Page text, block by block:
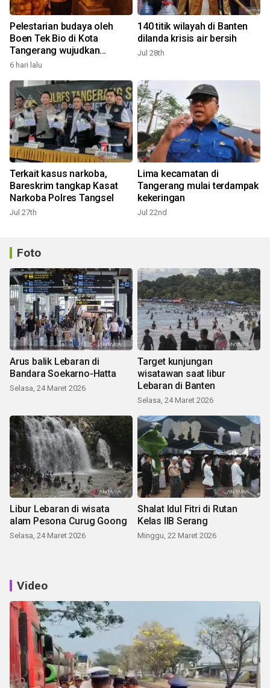
Pelestarian budaya oleh
Boen Tek Bio di Kota
Tangerang wujudkan
kerukunan
6 hari lalu
140 titik wilayah di Banten
dilanda krisis air bersih
Jul 28th
Terkait kasus narkoba,
Bareskrim tangkap Kasat
Narkoba Polres Tangsel
Jul 27th
Lima kecamatan di
Tangerang mulai terdampak
kekeringan
Jul 22nd
Foto
Arus balik Lebaran di
Bandara Soekarno-Hatta
Selasa, 24 Maret 2026
Target kunjungan
wisatawan saat libur
Lebaran di Banten
Selasa, 24 Maret 2026
Libur Lebaran di wisata
alam Pesona Curug Goong
Selasa, 24 Maret 2026
Shalat Idul Fitri di Rutan
Kelas IIB Serang
Minggu, 22 Maret 2026
Video